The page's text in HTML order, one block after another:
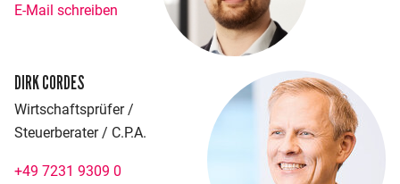
E-Mail schreiben
DIRK CORDES
Wirtschaftsprüfer /
Steuerberater / C.P.A.
+49 7231 9309 0